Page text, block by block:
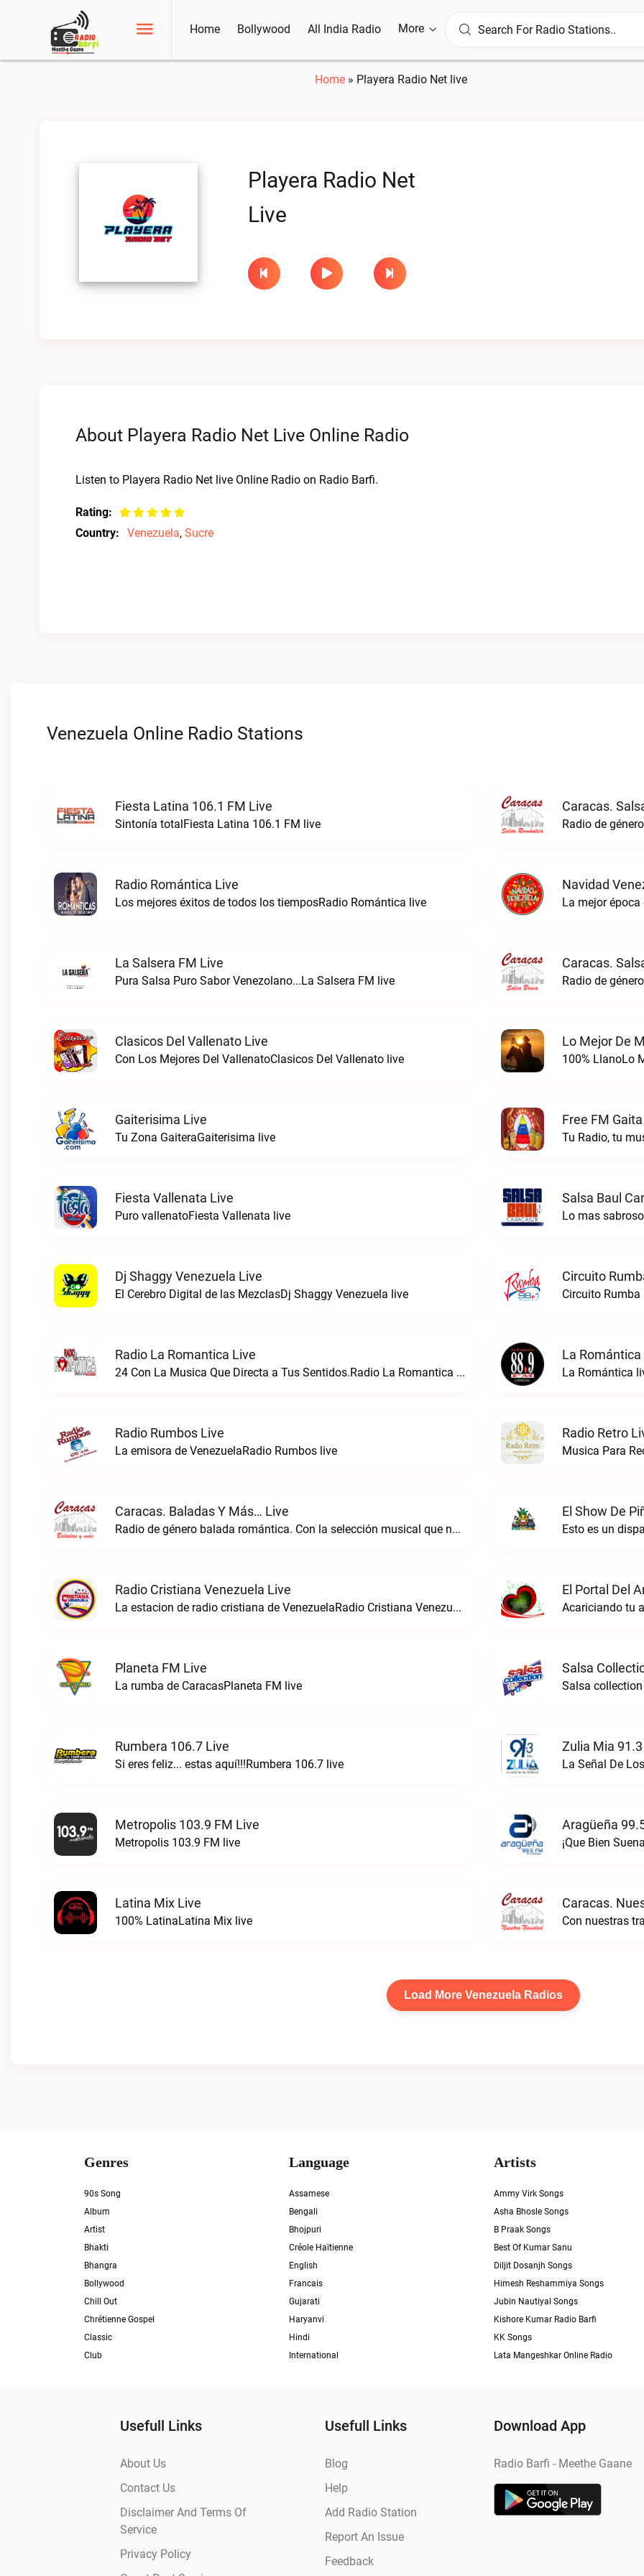
Home Bollywood All India Radio More
Home » Playera Radio Net live
Playera Radio Net
Live
About Playera Radio Net Live Online Radio
Listen to Playera Radio Net live Online Radio on Radio Barfi.
Rating:
Country:
Venezuela, Sucre
Venezuela Online Radio Stations
Fiesta Latina 106.1 FM Live
Sintonía totalFiesta Latina 106.1 FM live
Caracas.
Radio Romántica Live
Los mejores éxitos de todos los tiemposRadio Romántica live
Navidad
La mejor
La Salsera FM Live
Pura Salsa Puro Sabor Venezolano...La Salsera FM live
Caracas.
Clasicos Del Vallenato Live
Con Los Mejores Del VallenatoClasicos Del Vallenato live
Lo Mejor De
100% LlanoLo
Gaiterisima Live
Tu Zona GaiteraGaiterisima live
Free FM
Tu Radio, tu
Fiesta Vallenata Live
Puro vallenatoFiesta Vallenata live
Salsa Baul
Lo mas
Dj Shaggy Venezuela Live
El Cerebro Digital de las MezclasDj Shaggy Venezuela live
Circuito
Circuito
Radio La Romantica Live
24 Con La Musica Que Directa a Tus Sentidos.Radio La Romantica live
La Romántica
La Romántica
Radio Rumbos Live
La emisora de VenezuelaRadio Rumbos live
Radio Retro
Musica Para
Caracas. Baladas Y Más… Live
Radio de género balada romántica. Con la selección musical que nos gusta...Caracas. Baladas y más… live
El Show De
Esto es un
Radio Cristiana Venezuela Live
La estacion de radio cristiana de VenezuelaRadio Cristiana Venezuela live
El Portal Del
Acariciando tu
Planeta FM Live
La rumba de CaracasPlaneta FM live
Salsa
Salsa
Rumbera 106.7 Live
Si eres feliz... estas aquí!!!Rumbera 106.7 live
Zulia Mia
La Señal De
Metropolis 103.9 FM Live
Metropolis 103.9 FM live
Aragüeña
¡Que Bien
Latina Mix Live
100% LatinaLatina Mix live
Caracas.
Load More Venezuela Radios
Genres
90s Song
Album
Artist
Bhakti
Bhangra
Bollywood
Chill Out
Chrétienne Gospel
Classic
Club
Language
Assamese
Bengali
Bhojpuri
Créole Haïtienne
English
Francais
Gujarati
Haryanvi
Hindi
International
Artists
Ammy Virk Songs
Asha Bhosle Songs
B Praak Songs
Best Of Kumar Sanu
Diljit Dosanjh Songs
Himesh Reshammiya Songs
Jubin Nautiyal Songs
Kishore Kumar Radio Barfi
KK Songs
Lata Mangeshkar Online Radio
Usefull Links
About Us
Contact Us
Disclaimer And Terms Of
Service
Privacy Policy
Usefull Links
Blog
Help
Add Radio Station
Report An Issue
Feedback
Download App
Radio Barfi - Meethe Gaane